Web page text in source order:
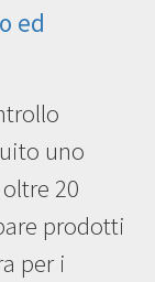
ed
uno
20
prodotti
per i